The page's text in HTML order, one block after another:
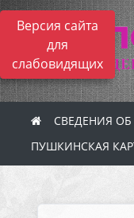
Версия сайта
для
слабовидящих
СВЕДЕНИЯ
ПУШКИНСКАЯ